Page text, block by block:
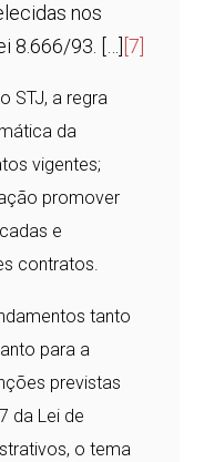
nos
8.666/93. […]
[7]
STJ, a regra
da
vigentes;
promover
e
contratos.
tanto
para a
previstas
da Lei de
o tema